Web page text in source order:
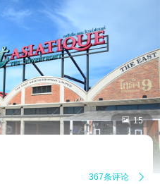
 15
367条评论 